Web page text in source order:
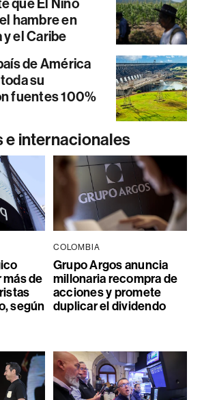
que El Niño
hambre en
el Caribe
de América
su
fuentes 100%
e internacionales
de
según
COLOMBIA
Grupo Argos anuncia
millonaria recompra de
acciones y promete
duplicar el dividendo